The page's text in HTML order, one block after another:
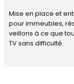
Mise en place et
pour immeubles,
veillons à ce que
TV sans difficulté.